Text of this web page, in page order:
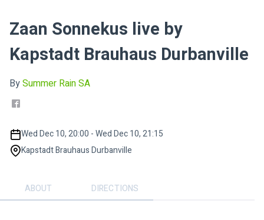
Zaan Sonnekus live by
Kapstadt Brauhaus Durbanville
BySummer Rain SA
Wed Dec 10, 20:00 - Wed Dec 10, 21:15
Kapstadt Brauhaus Durbanville
ABOUT DIRECTIONS